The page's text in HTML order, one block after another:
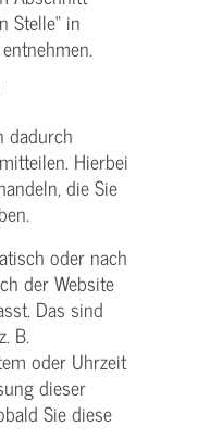
Stelle“ in
dadurch
Hierbei
die Sie
oder nach
der Website
Das sind
B.
oder Uhrzeit
dieser
Sie diese